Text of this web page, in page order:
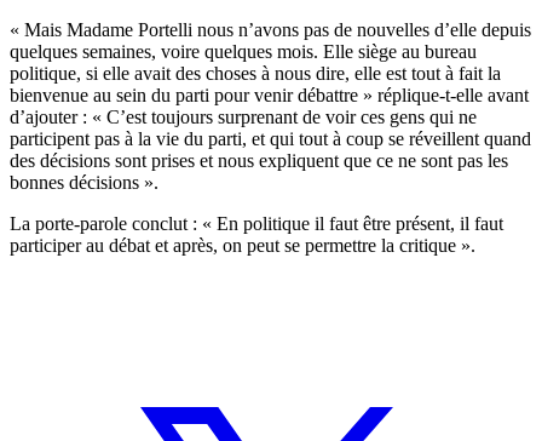
« Mais Madame Portelli nous n’avons pas de nouvelles d’elle depuis
quelques semaines, voire quelques mois. Elle siège au bureau
politique, si elle avait des choses à nous dire, elle est tout à fait la
bienvenue au sein du parti pour venir débattre » réplique-t-elle avant
d’ajouter : « C’est toujours surprenant de voir ces gens qui ne
participent pas à la vie du parti, et qui tout à coup se réveillent quand
des décisions sont prises et nous expliquent que ce ne sont pas les
bonnes décisions ».
La porte-parole conclut : « En politique il faut être présent, il faut
participer au débat et après, on peut se permettre la critique ».